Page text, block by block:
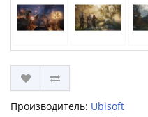
Производитель: Ubisoft